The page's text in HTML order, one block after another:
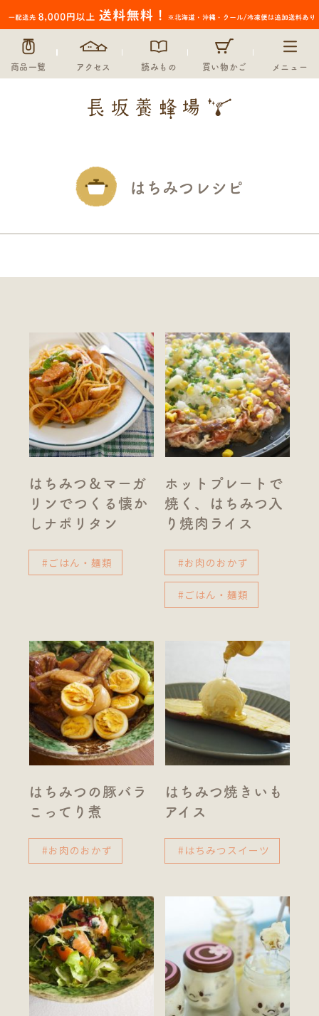
商品一覧 アクセス 読みもの 買い物かご メニュー
はちみつレシピ
はちみつ＆マーガ
リンでつくる懐か
しナポリタン
#ごはん・麺類
ホットプレートで
焼く、はちみつ入
り焼肉ライス
#お肉のおかず
#ごはん・麺類
はちみつの豚バラ
こってり煮
#お肉のおかず
はちみつ焼きいも
アイス
#はちみつスイーツ